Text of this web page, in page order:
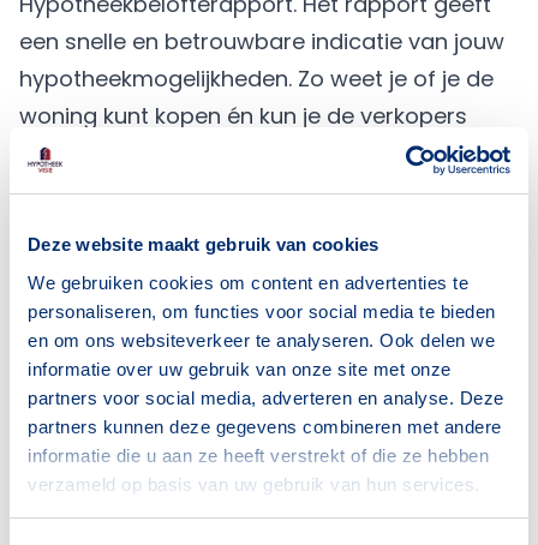
Deze website maakt gebruik van cookies
We gebruiken cookies om content en advertenties te
personaliseren, om functies voor social media te bieden
en om ons websiteverkeer te analyseren. Ook delen we
informatie over uw gebruik van onze site met onze
partners voor social media, adverteren en analyse. Deze
partners kunnen deze gegevens combineren met andere
informatie die u aan ze heeft verstrekt of die ze hebben
verzameld op basis van uw gebruik van hun services.
een snelle en betrouwbare indicatie van jouw
hypotheekmogelijkheden. Zo weet je of je de
woning kunt kopen én kun je de verkopers
laten zien dat je de hypotheek en
bijbehorende maandlasten kunt betalen. Voor
soms heel wat waard is.
Vraag advies
Het opnemen van het
financieringsvoorbehoud is verstandig om te
doen. Het bieden zonder deze ontbindende
voorwaarde is niet zonder risico. Overweeg je
dit toch doen, vraag dan een adviseur van
Hypotheek Visie om je mogelijkheden in kaart